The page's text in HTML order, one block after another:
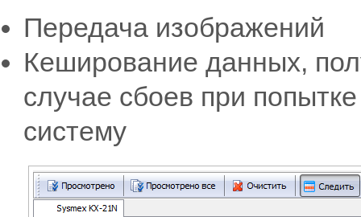
Передача изображений
Кеширование данных,
случае сбоев при
систему